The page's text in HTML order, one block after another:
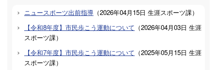
ニュースポーツ出前指導 （2026年04月15日 生涯スポーツ課）
【令和8年度】市民歩こう運動について （2026年04月03日 生涯
スポーツ課）
【令和7年度】市民歩こう運動について （2025年05月15日 生涯
スポーツ課）